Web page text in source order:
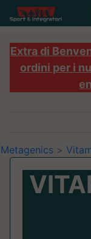
Extra di
ordini per i
Metagenics >